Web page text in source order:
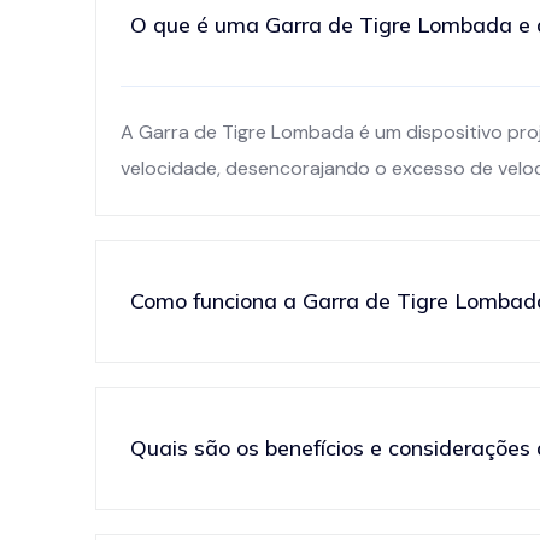
O que é uma Garra de Tigre Lombada
A Garra de Tigre Lombada é um dispositivo
velocidade, desencorajando o excesso de
Como funciona a Garra de Tigre
Quais são os benefícios e